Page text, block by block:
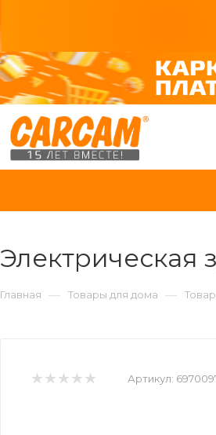
Электрическая
Главная — Товары для дома —
Артикул: